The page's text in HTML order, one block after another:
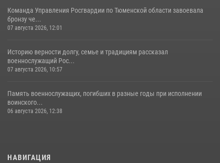
Команда Управления Росгвардии по Тюменской области завоевала
бронзу че...
07 августа 2026, 12:01
Историю верности долгу, семье и традициям рассказал
военнослужащий Рос...
07 августа 2026, 10:57
Память военнослужащих, погибших в разные годы при исполнении
воинского...
06 августа 2026, 12:38
НАВИГАЦИЯ